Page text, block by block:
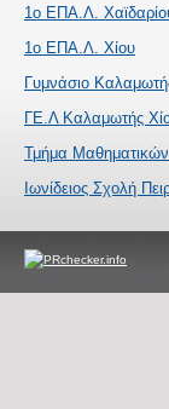
1ο ΕΠΑ.Λ.
1ο ΕΠΑ.Λ. Χίου
Γυμνάσιο
ΓΕ.Λ Καλαμωτής
Τμήμα
Ιωνίδειος Σχολή